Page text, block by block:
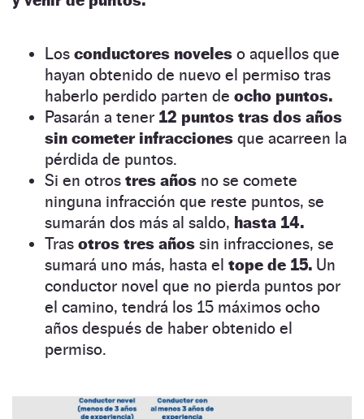
Los conductores noveles o aquellos que
hayan obtenido de nuevo el permiso tras
haberlo perdido parten de ocho puntos.
Pasarán a tener 12 puntos tras dos años
sin cometer infracciones que acarreen la
pérdida de puntos.
Si en otros tres años no se comete
ninguna infracción que reste puntos, se
sumarán dos más al saldo, hasta 14.
Tras otros tres años sin infracciones, se
sumará uno más, hasta el tope de 15. Un
conductor novel que no pierda puntos por
el camino, tendrá los 15 máximos ocho
años después de haber obtenido el
permiso.